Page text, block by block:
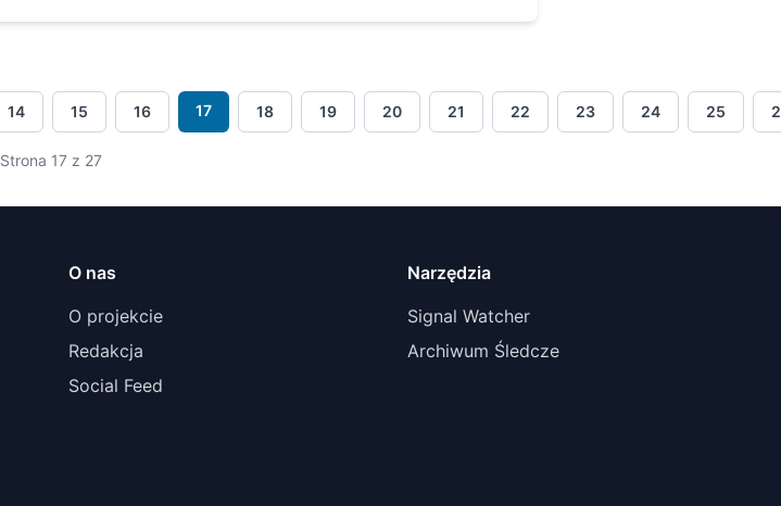
14 15 16 17 18 19 20 21 22 23 24 25
Strona 17 z 27
O nas
O projekcie
Redakcja
Social Feed
Narzędzia
Signal Watcher
Archiwum Śledcze